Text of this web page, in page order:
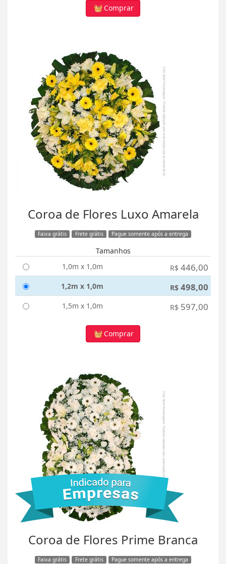
Comprar
Coroa de Flores Luxo Amarela
Faixa grátis Frete grátis Pague somente após a entrega
Tamanhos
1,0m x 1,0m
R$ 446,00
1,2m x 1,0m R$ 498,00
1,5m x 1,0m R$ 597,00
Comprar
Coroa de Flores Prime Branca
Faixa grátis Frete grátis Pague somente após a entrega